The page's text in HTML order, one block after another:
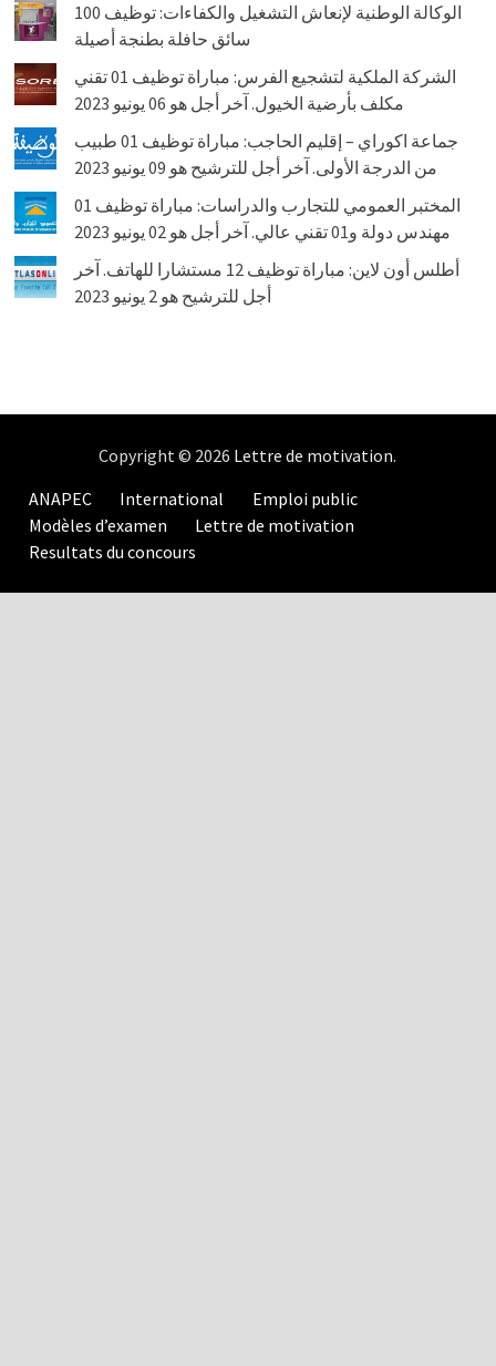
الوكالة الوطنية لإنعاش التشغيل والكفاءات: توظيف 100
سائق حافلة بطنجة أصيلة
الشركة الملكية لتشجيع الفرس: مباراة توظيف 01 تقني
مكلف بأرضية الخيول. آخر أجل هو 06 يونيو 2023
جماعة اكوراي – إقليم الحاجب: مباراة توظيف 01 طبيب
من الدرجة الأولى. آخر أجل للترشيح هو 09 يونيو 2023
المختبر العمومي للتجارب والدراسات: مباراة توظيف 01
مهندس دولة و01 تقني عالي. آخر أجل هو 02 يونيو 2023
أطلس أون لاين: مباراة توظيف 12 مستشارا للهاتف. آخر
أجل للترشيح هو 2 يونيو 2023
Copyright © 2026 Lettre de motivation.
ANAPEC
International
Emploi public
Modèles d’examen
Lettre de motivation
Resultats du concours